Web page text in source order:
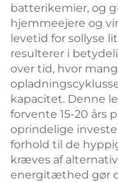
batterikemier, og
hjemmeejere og
levetid for sollyse
resulterer i
over tid, hvor
kapacitet. Denne
forvente 15-20 års
oprindelige
forhold til de
kræves af
energitæthed gør